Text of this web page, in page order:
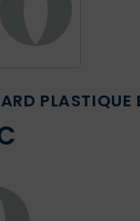
PLASTIQUE